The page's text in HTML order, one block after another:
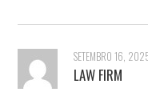
SETEMBRO 16,
LAW FIRM